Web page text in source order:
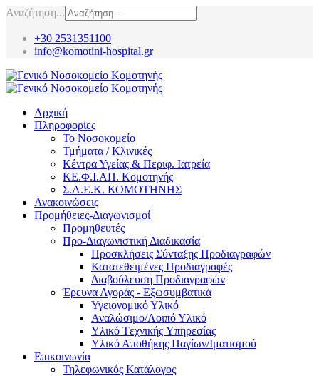
Αναζήτηση...
+30 2531351100
info@komotini-hospital.gr
Αρχική
Πληροφορίες
Το Νοσοκομείο
Τμήματα / Κλινικές
Κέντρα Υγείας & Περιφ. Ιατρεία
ΚΕ.Φ.Ι.ΑΠ. Κομοτηνής
Σ.Α.Ε.Κ. ΚΟΜΟΤΗΝΗΣ
Ανακοινώσεις
Προμήθειες-Διαγωνισμοί
Προμηθευτές
Προ-Διαγωνιστική Διαδικασία
Προσκλήσεις Σύνταξης Προδιαγραφών
Κατατεθειμένες Προδιαγραφές
Διαβούλευση Προδιαγραφών
Έρευνα Αγοράς - Εξωσυμβατικά
Υγειονομικό Υλικό
Αναλώσιμο/Λοιπό Υλικό
Υλικό Tεχνικής Yπηρεσίας
Υλικό Αποθήκης Παγίων/Ιματισμού
Επικοινωνία
Τηλεφωνικός Κατάλογος